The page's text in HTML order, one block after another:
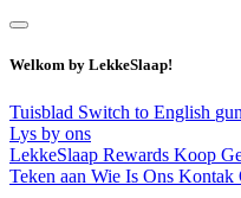
Welkom by LekkeSlaap!
Tuisblad Switch to English
Lys by ons
LekkeSlaap Rewards Koop
Teken aan Wie Is Ons Kontak